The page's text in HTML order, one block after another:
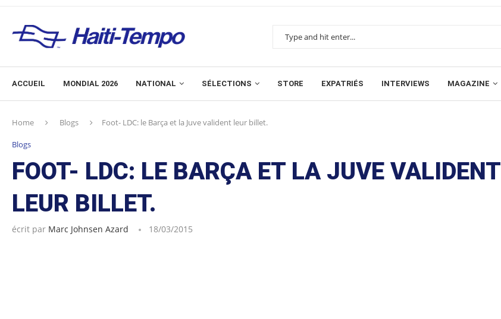
ACCUEIL MONDIAL 2026 NATIONAL SÉLECTIONS STORE EXPATRIÉS INTERVIEWS MAGAZINE
Home Blogs Foot- LDC: le Barça et la Juve valident leur billet.
Blogs
FOOT- LDC: LE BARÇA ET LA JUVE VALIDENT
LEUR BILLET.
écrit par Marc Johnsen Azard 18/03/2015